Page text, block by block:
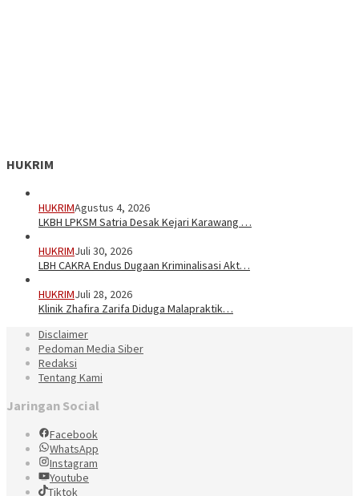
HUKRIM
HUKRIMAgustus 4, 2026
LKBH LPKSM Satria Desak Kejari Karawang …
HUKRIMJuli 30, 2026
LBH CAKRA Endus Dugaan Kriminalisasi Akt…
HUKRIMJuli 28, 2026
Klinik Zhafira Zarifa Diduga Malapraktik…
Disclaimer
Pedoman Media Siber
Redaksi
Tentang Kami
Jaringan Social
Facebook
WhatsApp
Instagram
Youtube
Tiktok